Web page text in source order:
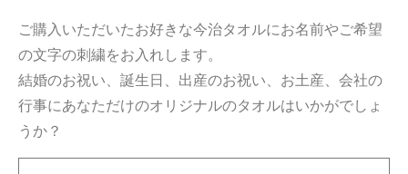
ご購入いただいたお好きな今治タオルにお名前やご希望
の文字の刺繍をお入れします。
結婚のお祝い、誕生日、出産のお祝い、お土産、会社の
行事にあなただけのオリジナルのタオルはいかがでしょ
うか？